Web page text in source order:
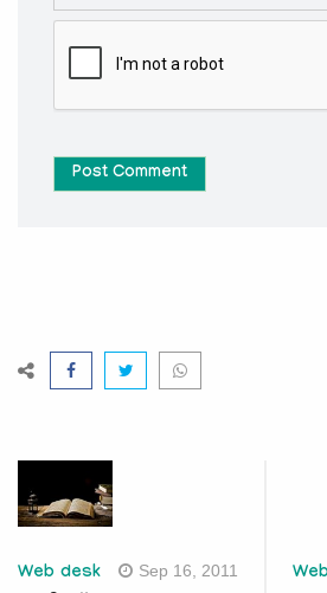
Post Comment
Web desk Sep 16, 2011